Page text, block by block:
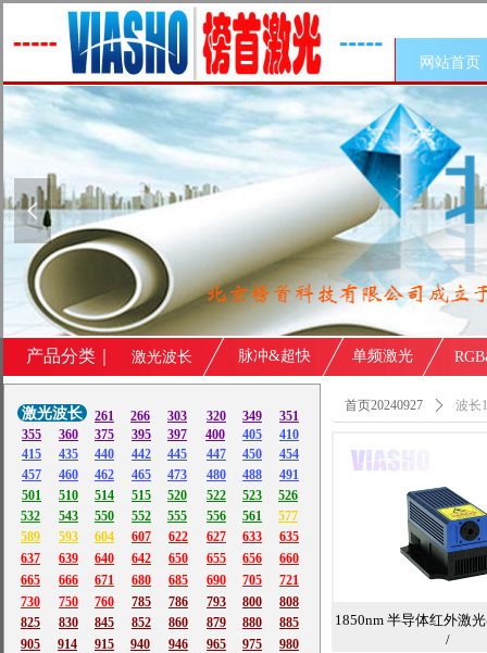
넳
网站首页
1850nm 半导体红外激
/
首页20240927 ꄲ 波长
261
532
266 303 320 349
351
355
360 375 395 397 400 405
410
415
435 440 442 445 447 450
454
491
488
480
473
465
462
460
457
501
510 514 515 520 522
523
543
550 552 555 556 561
526
577
604
593
589 607 622 627 633
635
637
639 640 642 650 655 656
660
666
671 680 685 690 705
721
750
760
730
665
785
786 793 800
808
825
830 845 852 860 880
879
914
885
915
940 946 965 975 980
905
激光波长
产品分类｜ 激光波长 脉冲&超快 单频激光